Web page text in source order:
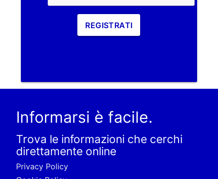
REGISTRATI
Informarsi è facile.
Trova le informazioni che cerchi
direttamente online
Privacy Policy